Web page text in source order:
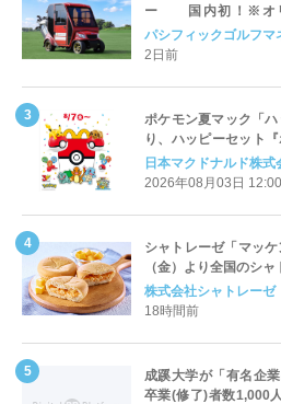
ー 国内初！※オリ
Cart（エアコンカー
パシフィックゴルフマ
2日前
ポケモン夏マック「
り、ハッピーセット
定登場
日本マクドナルド株式
2026年08月03日 12:00
シャトレーゼ「マッ
（金）より全国のシ
株式会社シャトレーゼ
18時間前
成蹊大学が「有名企
卒業(修了)者数1,000